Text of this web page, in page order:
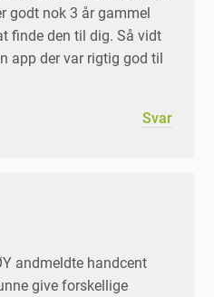
godt nok 3 år gammel
finde den til dig. Så vidt
app der var rigtig god til
Svar
andmeldte handcent
give forskellige